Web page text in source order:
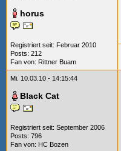
horus
Registriert seit: Februar 2010
Posts: 212
Fan von: Rittner Buam
Mi. 10.03.10 - 14:15:44
Black Cat
Registriert seit: September 2006
Posts: 796
Fan von: HC Bozen